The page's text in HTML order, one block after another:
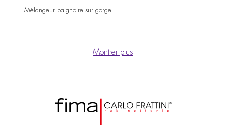
Mélangeur baignoire sur gorge
Montrer plus